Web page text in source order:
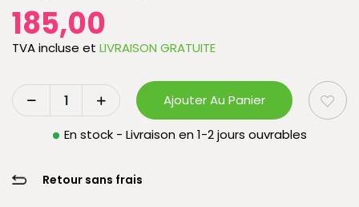
185,00
TVA incluse et LIVRAISON GRATUITE
Ajouter Au Panier
En stock - Livraison en 1-2 jours ouvrables
Retour sans frais